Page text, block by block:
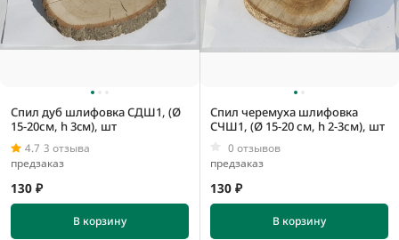
Спил дуб шлифовка СДШ1, (Ø
15-20см, h 3cм), шт
4.7 3 отзыва
предзаказ
130 ₽
В корзину
Спил черемуха шлифовка
СЧШ1, (Ø 15-20 см, h 2-3см), шт
0 отзывов
предзаказ
130 ₽
В корзину